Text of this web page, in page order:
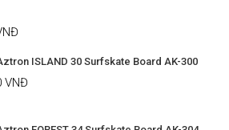
ISLAND 30 Surfskate Board AK-300
VNĐ